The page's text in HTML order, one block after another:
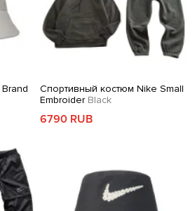
Спортивный костюм Nike Small
Embroider Black
6790 RUB